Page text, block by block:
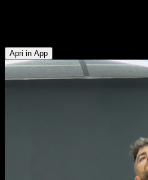
Apri in App